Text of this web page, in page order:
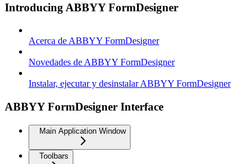
Introducing ABBYY FormDesigner
Acerca de ABBYY FormDesigner
Novedades de ABBYY FormDesigner
Instalar, ejecutar y desinstalar ABBYY FormDesigner
ABBYY FormDesigner Interface
Main Application Window
Toolbars